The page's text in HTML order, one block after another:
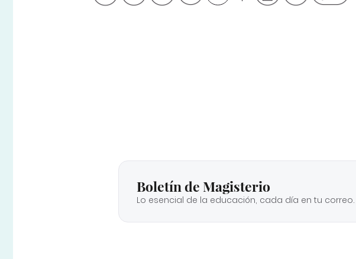
Boletín de Magisterio
Lo esencial de la educación, cada día en tu correo.